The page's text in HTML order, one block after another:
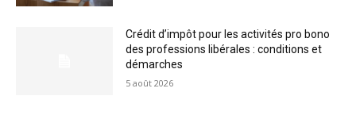
Crédit d’impôt pour les activités pro bono
des professions libérales : conditions et
démarches
5 août 2026